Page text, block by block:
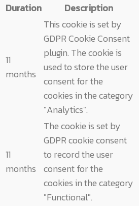
Duration Description
11
months
This cookie is set by
GDPR Cookie Consent
plugin. The cookie is
used to store the user
consent for the
cookies in the category
"Analytics".
11
months
The cookie is set by
GDPR cookie consent
to record the user
consent for the
cookies in the category
"Functional".